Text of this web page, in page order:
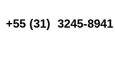
+55 (31) 3245-8941